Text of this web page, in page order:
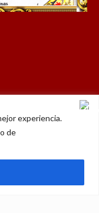
experiencia.
de